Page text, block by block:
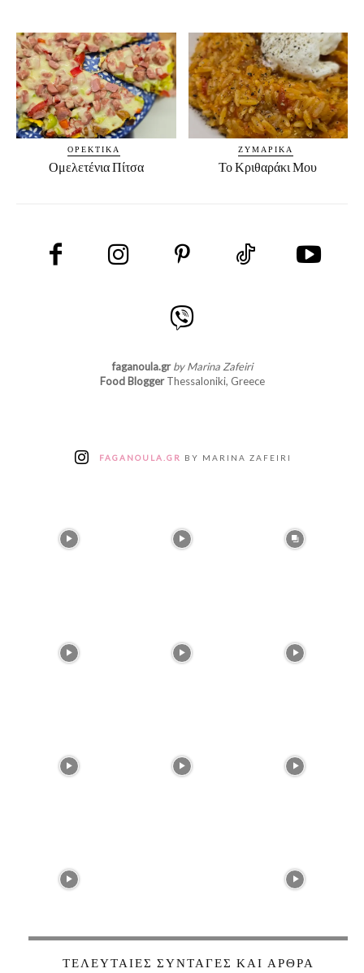
ΟΡΕΚΤΙΚΆ
Ομελετένια Πίτσα
ΖΥΜΑΡΙΚΆ
Το Κριθαράκι Μου
faganoula.gr by Marina Zafeiri
Food BloggerThessaloniki, Greece
FAGANOULA.GR BY MARINA ZAFEIRI
ΤΕΛΕΥΤΑΊΕΣ ΣΥΝΤΑΓΈΣ ΚΑΙ ΆΡΘΡΑ